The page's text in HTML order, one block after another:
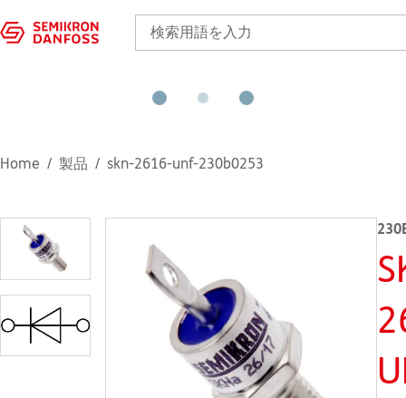
Home 製品 skn-2616-unf-230b0253